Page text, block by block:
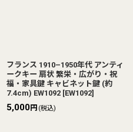
フランス 1910–1950年代 アンティ
ークキー 扇状 繁栄・広がり・祝
福・家具鍵 キャビネット鍵 (約
7.4cm) EW1092 [EW1092]
5,000円 (税込)